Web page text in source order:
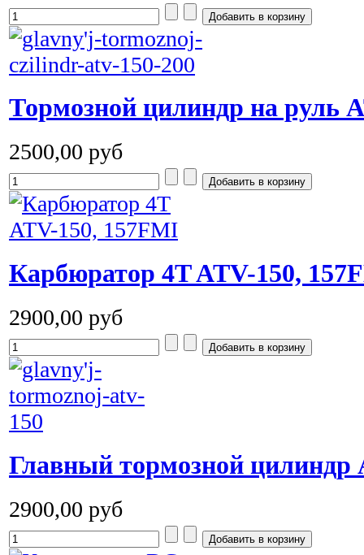
Тормозной цилиндр на руль
2500,00 руб
Карбюратор 4T ATV-150,
2900,00 руб
Главный тормозной цилиндр
2900,00 руб